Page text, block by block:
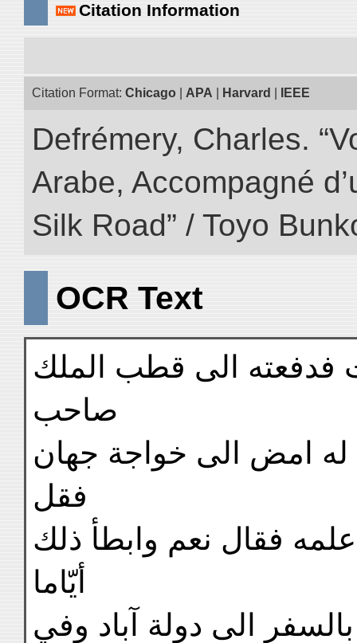
Citation Information
Citation Format: Chicago APA Harvard IEEE
Defrémery, Charles.
Arabe, Accompagné
Silk Road” / Toyo
OCR Text
الى قطب الملك
صاحب
له امض الى خواجة جهان
فقل
فقال نعم وابطأ ذلك
أيّاما
الى دولة آباد وفي